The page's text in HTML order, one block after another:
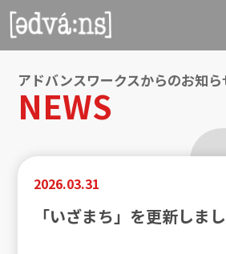
アドバンスワークスからのお知ら
NEWS
2026.03.31
「いざまち」を更新しま